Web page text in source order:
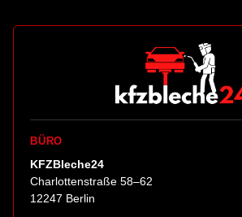
BÜRO
KFZBleche24
Charlottenstraße 58–62
12247 Berlin